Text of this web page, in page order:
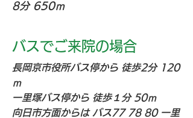
8分 650ｍ
バスでご来院の場合
長岡京市役所バス停から 徒歩2分 120
ｍ
一里塚バス停から 徒歩１分 50ｍ
向日市方面からは バス77 78 80 一里